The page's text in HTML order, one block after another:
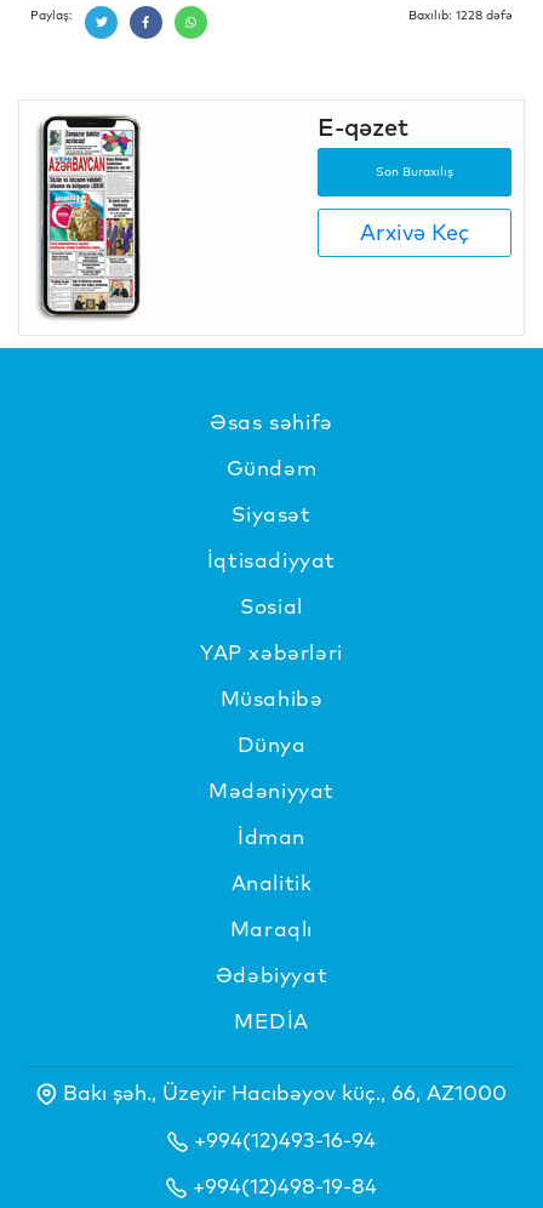
Paylaş: Baxılıb: 1228 dəfə
E-qəzet
Son Buraxılış
Arxivə Keç
Əsas səhifə
Gündəm
Siyasət
İqtisadiyyat
Sosial
YAP xəbərləri
Müsahibə
Dünya
Mədəniyyat
İdman
Analitik
Maraqlı
Ədəbiyyat
MEDİA
Bakı şəh., Üzeyir Hacıbəyov küç., 66, AZ1000
+994(12)493-16-94
+994(12)498-19-84